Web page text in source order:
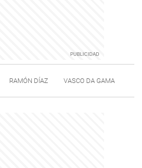
RAMÓN DÍAZ VASCO DA GAMA